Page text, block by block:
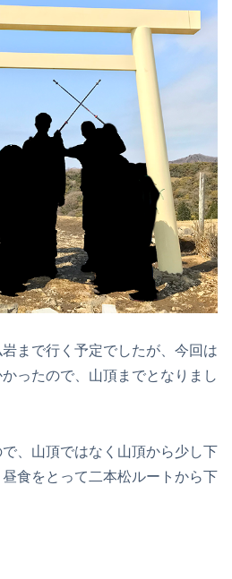
まで行く予定でしたが、今回は
ったので、山頂までとなりまし
、山頂ではなく山頂から少し下
食をとって二本松ルートから下